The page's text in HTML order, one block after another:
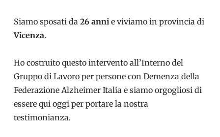
Siamo sposati da 26 anni e viviamo in provincia di
Vicenza.
Ho costruito questo intervento all’Interno del
Gruppo di Lavoro per persone con Demenza della
Federazione Alzheimer Italia e siamo orgogliosi di
essere qui oggi per portare la nostra
testimonianza.